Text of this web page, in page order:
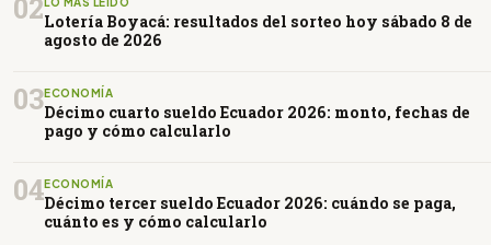
02Lotería Boyacá: resultados del sorteo hoy sábado 8 de
agosto de 2026
03ECONOMÍA
Décimo cuarto sueldo Ecuador 2026: monto, fechas de
pago y cómo calcularlo
04ECONOMÍA
Décimo tercer sueldo Ecuador 2026: cuándo se paga,
cuánto es y cómo calcularlo